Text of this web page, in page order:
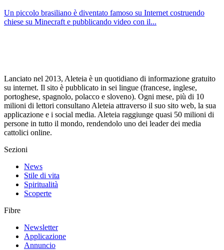
Un piccolo brasiliano è diventato famoso su Internet costruendo
chiese su Minecraft e pubblicando video con il...
Lanciato nel 2013, Aleteia è un quotidiano di informazione gratuito
su internet. Il sito è pubblicato in sei lingue (francese, inglese,
portoghese, spagnolo, polacco e sloveno). Ogni mese, più di 10
milioni di lettori consultano Aleteia attraverso il suo sito web, la sua
applicazione e i social media. Aleteia raggiunge quasi 50 milioni di
persone in tutto il mondo, rendendolo uno dei leader dei media
cattolici online.
Sezioni
News
Stile di vita
Spiritualità
Scoperte
Fibre
Newsletter
Applicazione
Annuncio